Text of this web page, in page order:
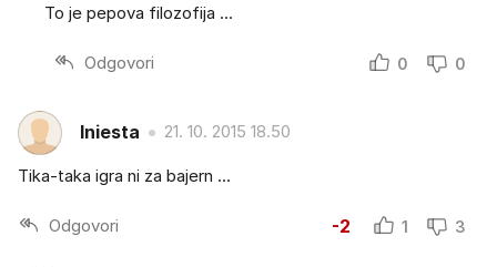
To je pepova filozofija ...
Odgovori 0 0
Iniesta 21. 10. 2015 18.50
Tika-taka igra ni za bajern ...
Odgovori -2 1 3